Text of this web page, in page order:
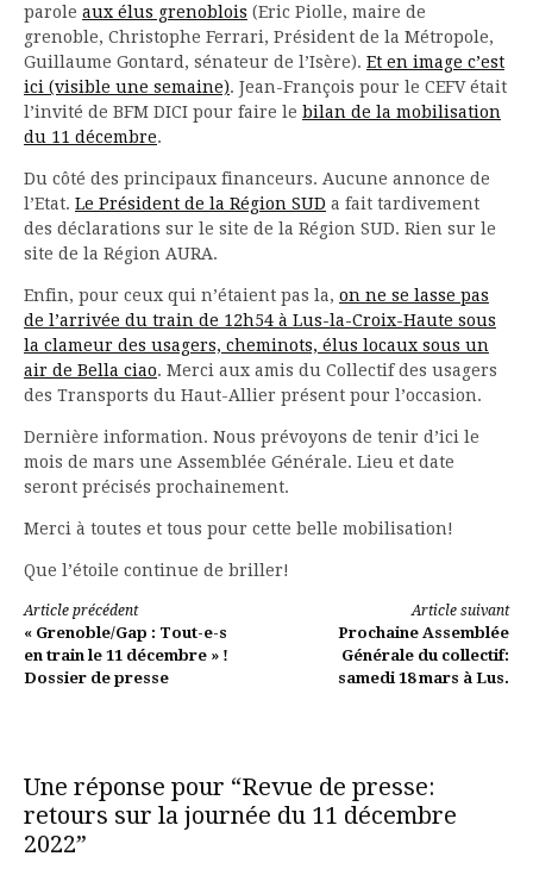
parole aux élus grenoblois (Eric Piolle, maire de
grenoble, Christophe Ferrari, Président de la Métropole,
Guillaume Gontard, sénateur de l’Isère). Et en image c’est
ici (visible une semaine). Jean-François pour le CEFV était
l’invité de BFM DICI pour faire le bilan de la mobilisation
du 11 décembre.
Du côté des principaux financeurs. Aucune annonce de
l’Etat. Le Président de la Région SUD a fait tardivement
des déclarations sur le site de la Région SUD. Rien sur le
site de la Région AURA.
Enfin, pour ceux qui n’étaient pas la, on ne se lasse pas
de l’arrivée du train de 12h54 à Lus-la-Croix-Haute sous
la clameur des usagers, cheminots, élus locaux sous un
air de Bella ciao. Merci aux amis du Collectif des usagers
des Transports du Haut-Allier présent pour l’occasion.
Dernière information. Nous prévoyons de tenir d’ici le
mois de mars une Assemblée Générale. Lieu et date
seront précisés prochainement.
Merci à toutes et tous pour cette belle mobilisation!
Que l’étoile continue de briller!
Lire
la
Article précédent
« Grenoble/Gap : Tout-e-s
en train le 11 décembre » !
Dossier de presse
Article suivant
Prochaine Assemblée
Générale du collectif:
samedi 18 mars à Lus.
Une réponse pour “Revue de presse:
retours sur la journée du 11 décembre
2022”